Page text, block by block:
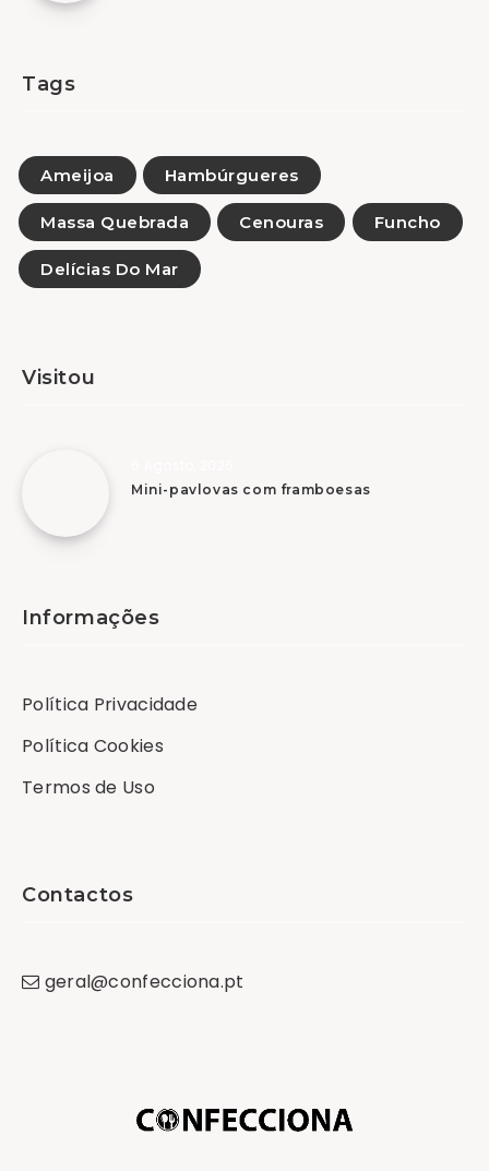
Tags
Ameijoa Hambúrgueres
Massa Quebrada Cenouras Funcho
Delícias Do Mar
Visitou
Mini-pavlovas com framboesas
Informações
Política Privacidade
Política Cookies
Termos de Uso
Contactos
geral@confecciona.pt